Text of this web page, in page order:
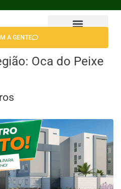
A GENTE
Oca do Peixe